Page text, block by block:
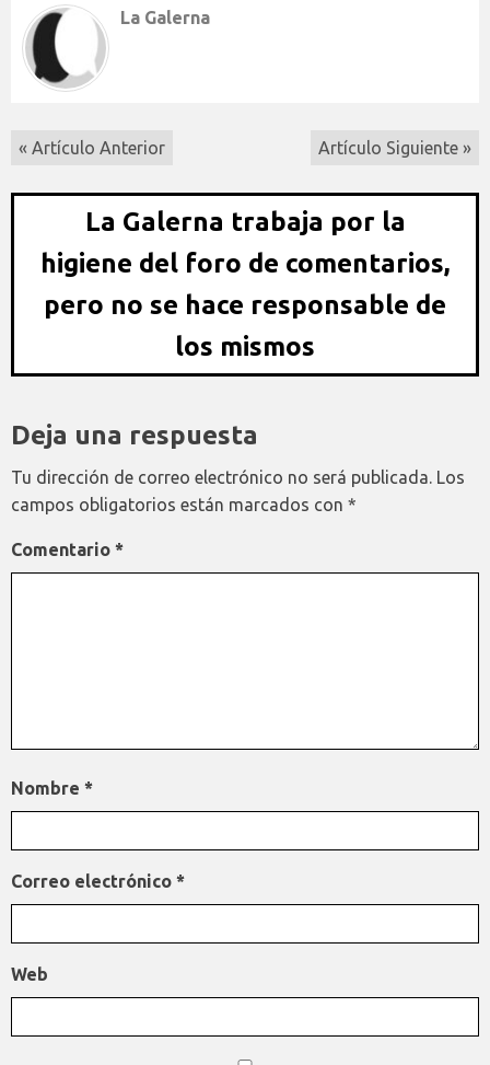
La Galerna
« Artículo Anterior Artículo Siguiente »
La Galerna trabaja por la
higiene del foro de comentarios,
pero no se hace responsable de
los mismos
Deja una respuesta
Tu dirección de correo electrónico no será publicada. Los
campos obligatorios están marcados con *
Comentario *
Nombre *
Correo electrónico *
Web